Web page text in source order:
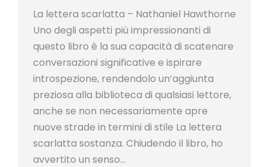
La lettera scarlatta – Nathaniel Hawthorne
Uno degli aspetti più impressionanti di
questo libro è la sua capacità di scatenare
conversazioni significative e ispirare
introspezione, rendendolo un’aggiunta
preziosa alla biblioteca di qualsiasi lettore,
anche se non necessariamente apre
nuove strade in termini di stile La lettera
scarlatta sostanza. Chiudendo il libro, ho
avvertito un senso…